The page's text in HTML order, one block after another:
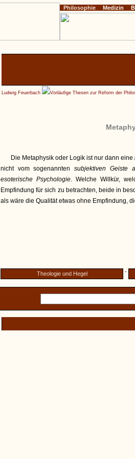
Ludwig Feuerbach Vorläufige Thesen zur Reform der
Die Metaphysik oder Logik ist nur dann eine
nicht vom sogenanntensubjektiven Geiste
esoterische Psychologie. Welche Willkür,
Empfindung für sich zu betrachten, beide in
als wäre die Qualität etwas ohne Empfindung,
Theologie und Hegel -
Philosophie Medizin